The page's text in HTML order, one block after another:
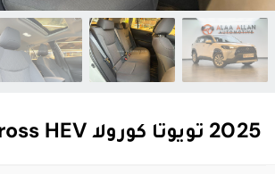
2025 تويوتا كورولا Cross HEV